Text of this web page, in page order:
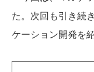
た。次回も引き続
ケーション開発を